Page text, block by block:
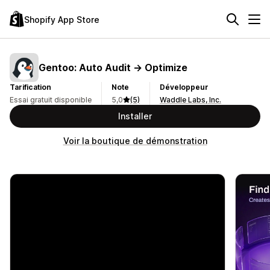
Shopify App Store
Gentoo: Auto Audit → Optimize
Tarification
Essai gratuit disponible
Note
5,0
(5)
Développeur
Waddle Labs, Inc.
Installer
Voir la boutique de démonstration